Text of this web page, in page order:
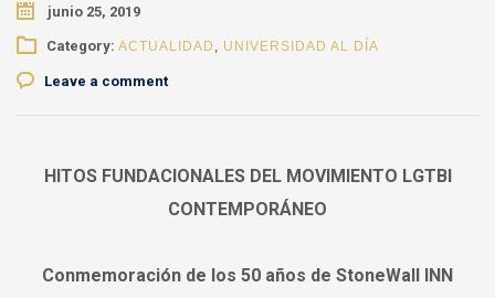
junio 25, 2019
Category: ACTUALIDAD , UNIVERSIDAD AL DÍA
Leave a comment
HITOS FUNDACIONALES DEL MOVIMIENTO LGTBI
CONTEMPORÁNEO
Conmemoración de los 50 años de StoneWall INN